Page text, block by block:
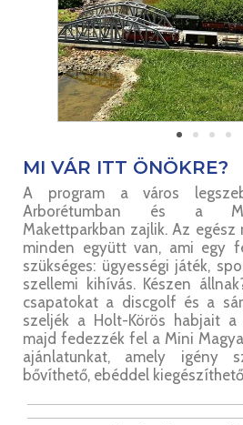
MI VÁR ITT ÖNÖKRE?
A program a város
Arborétumban és a
Makettparkban zajlik. Az egész
minden együtt van, ami egy
szükséges: ügyességi játék,
szellemi kihívás. Készen
csapatokat a discgolf és a
szeljék a Holt-Körös habjait a
majd fedezzék fel a Mini
ajánlatunkat, amely igény
bővíthető, ebéddel